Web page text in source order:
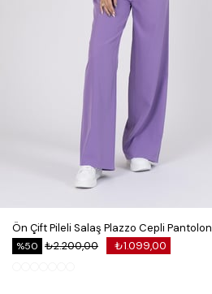
Ön Çift Pileli Salaş Plazzo Cepli Pantolon
₺1.099,00
₺2.200,00
%50